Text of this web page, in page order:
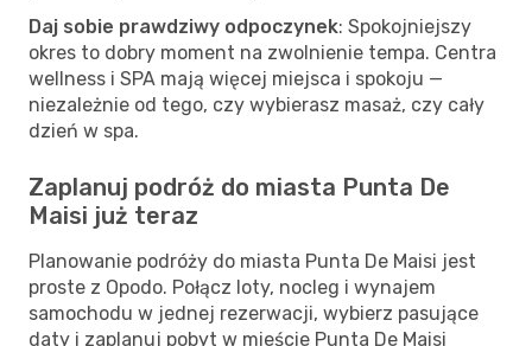
Daj sobie prawdziwy odpoczynek: Spokojniejszy
okres to dobry moment na zwolnienie tempa. Centra
wellness i SPA mają więcej miejsca i spokoju —
niezależnie od tego, czy wybierasz masaż, czy cały
dzień w spa.
Zaplanuj podróż do miasta Punta De
Maisi już teraz
Planowanie podróży do miasta Punta De Maisi jest
proste z Opodo. Połącz loty, nocleg i wynajem
samochodu w jednej rezerwacji, wybierz pasujące
daty i zaplanuj pobyt w mieście Punta De Maisi